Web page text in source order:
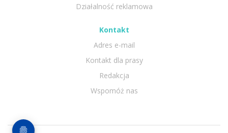
Działalność reklamowa
Kontakt
Adres e-mail
Kontakt dla prasy
Redakcja
Wspomóż nas